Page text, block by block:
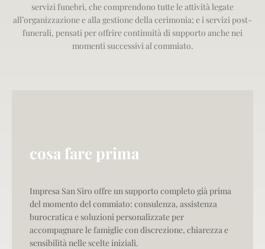
servizi funebri, che comprendono tutte le attività legate
all’organizzazione e alla gestione della cerimonia; e i servizi post-
funerali, pensati per offrire continuità di supporto anche nei
momenti successivi al commiato.
cosa fare prima
Impresa San Siro offre un supporto completo già prima
del momento del commiato: consulenza, assistenza
burocratica e soluzioni personalizzate per
accompagnare le famiglie con discrezione, chiarezza e
sensibilità nelle scelte iniziali.